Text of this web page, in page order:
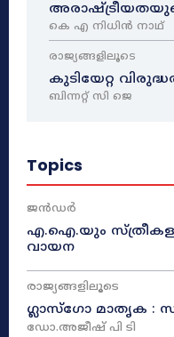
കെ എ നിധിൻ നാഥ്‌
രാജ്യങ്ങളിലൂടെ
കുടിയേറ്റ
ബിന്നറ്റ് സി ജെ
Topics
ജൻഡർ
എ.ഐ.യും
വായന
രാജ്യങ്ങളിലൂടെ
ഗ്ലാസ്ഗോ മാതൃക :
ഡോ.അജീഷ് പി ടി